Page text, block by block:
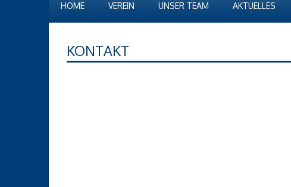
HOME VEREIN UNSER TEAM AKTUELLES
KONTAKT